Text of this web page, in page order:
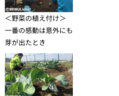
＜野菜の植え付け＞
一番の感動は意外にも
芽が出たとき